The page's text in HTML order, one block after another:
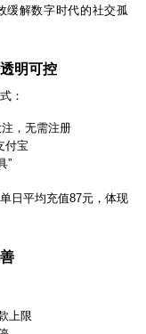
缓解数字时代的社交孤
明可控
：
，无需注册
付宝
”
单日平均充值87元，体现
上限